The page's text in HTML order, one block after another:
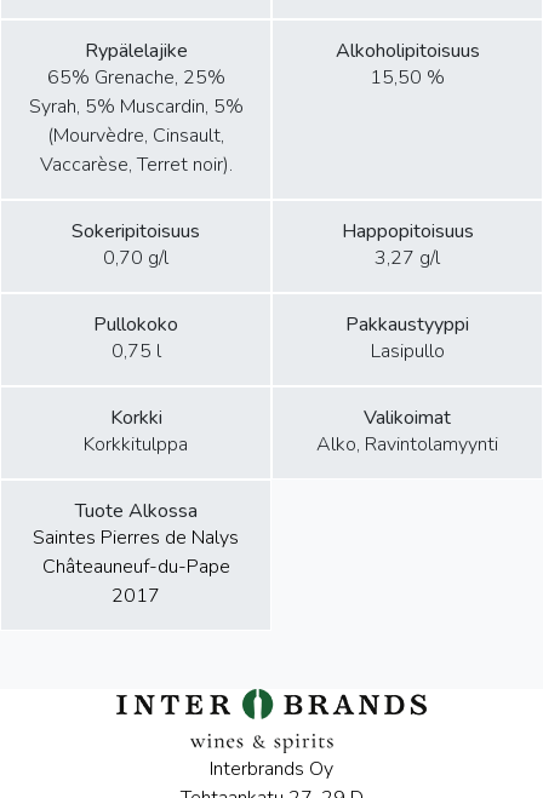
Rypälelajike
65% Grenache, 25%
Syrah, 5% Muscardin, 5%
(Mourvèdre, Cinsault,
Vaccarèse, Terret noir).
Alkoholipitoisuus
15,50 %
Sokeripitoisuus
0,70 g/l
Happopitoisuus
3,27 g/l
Pullokoko
0,75 l
Pakkaustyyppi
Lasipullo
Korkki
Korkkitulppa
Valikoimat
Alko, Ravintolamyynti
Tuote Alkossa
Saintes Pierres de Nalys
Châteauneuf-du-Pape
2017
Interbrands Oy